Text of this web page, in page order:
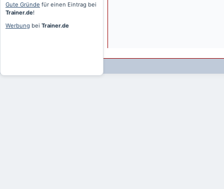
Gute Gründe für einen Eintrag bei
Trainer.de!
Werbung bei Trainer.de